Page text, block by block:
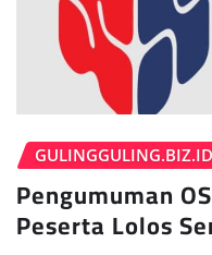
GULINGGULING.BIZ.ID
Pengumuman
Peserta Lolos